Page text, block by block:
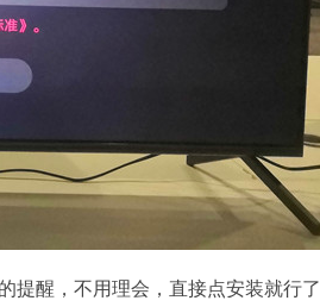
提醒，不用理会，直接点安装就行了